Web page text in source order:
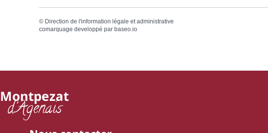
© Direction de l'information légale et administrative
comarquage developpé par baseo.io
Montpezat
d'Agenais